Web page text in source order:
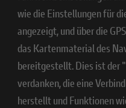
wie die Einstellungen für
angezeigt, und über die
das Kartenmaterial des
bereitgestellt. Dies ist der
verdanken, die eine
herstellt und Funktionen